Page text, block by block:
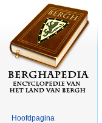
Hoofdpagina